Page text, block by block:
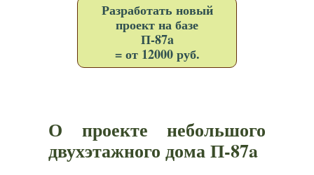
Разработать новый
проект на базе
П-87a
= от 12000 руб.
О проекте небольшого
двухэтажного дома П-87a